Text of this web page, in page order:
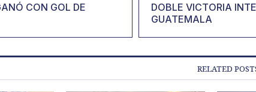
CON GOL DE
DOBLE VICTORIA
GUATEMALA
RELATED